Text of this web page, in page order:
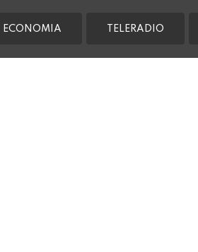
ECONOMIA TELERADIO